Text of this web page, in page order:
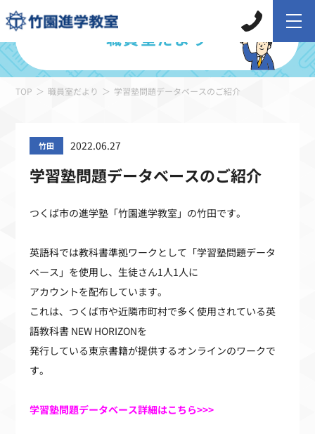
職員室だより
TOP 職員室だより 学習塾問題データベースのご紹介
竹田 2022.06.27
学習塾問題データベースのご紹介
つくば市の進学塾「竹園進学教室」の竹田です。
英語科では教科書準拠ワークとして「学習塾問題データ
ベース」を使用し、生徒さん1人1人に
アカウントを配布しています。
これは、つくば市や近隣市町村で多く使用されている英
語教科書 NEW HORIZONを
発行している東京書籍が提供するオンラインのワークで
す。
学習塾問題データベース詳細はこちら>>>